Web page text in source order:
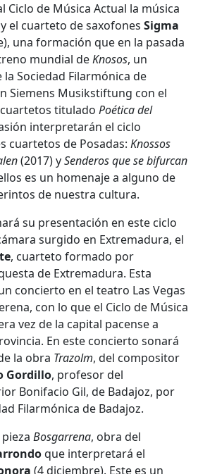
Ciclo de Música Actual la música
y el cuarteto de saxofones Sigma
una formación que en la pasada
mundial deKnosos, un
Sociedad Filarmónica de
Siemens Musikstiftung con el
titulado Poética del
interpretarán el ciclo
cuartetos de Posadas: Knossos
(2017) ySenderos que se bifurcan
es un homenaje a alguno de
de nuestra cultura.
su presentación en este ciclo
surgido en Extremadura, el
, cuarteto formado por
de Extremadura. Esta
concierto en el teatro Las Vegas
con lo que el Ciclo de Música
vez de la capital pacense a
En este concierto sonará
la obra Trazolm, del compositor
Gordillo, profesor del
Bonifacio Gil, de Badajoz, por
Filarmónica de Badajoz.
Bosgarrena, obra del
que interpretará el
(4 diciembre). Este es un